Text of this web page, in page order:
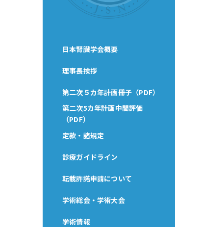
日本腎臓学会概要
理事長挨拶
第二次５カ年計画冊子（PDF）
第二次5カ年計画中間評価
（PDF）
定款・諸規定
診療ガイドライン
転載許諾申請について
学術総会・学術大会
学術情報